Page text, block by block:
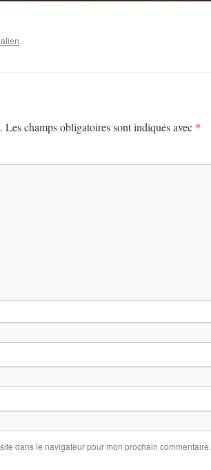
.
Les champs obligatoires sont indiqués avec *
dans le navigateur pour mon prochain commentaire.